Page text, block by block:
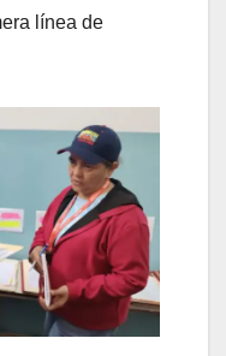
línea de